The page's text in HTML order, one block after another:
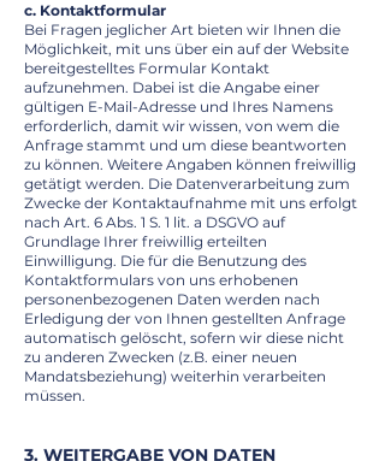
c. Kontaktformular
Bei Fragen jeglicher Art bieten wir Ihnen die
Möglichkeit, mit uns über ein auf der Website
bereitgestelltes Formular Kontakt
aufzunehmen. Dabei ist die Angabe einer
gültigen E-Mail-Adresse und Ihres Namens
erforderlich, damit wir wissen, von wem die
Anfrage stammt und um diese beantworten
zu können. Weitere Angaben können freiwillig
getätigt werden. Die Datenverarbeitung zum
Zwecke der Kontaktaufnahme mit uns erfolgt
nach Art. 6 Abs. 1 S. 1 lit. a DSGVO auf
Grundlage Ihrer freiwillig erteilten
Einwilligung. Die für die Benutzung des
Kontaktformulars von uns erhobenen
personenbezogenen Daten werden nach
Erledigung der von Ihnen gestellten Anfrage
automatisch gelöscht, sofern wir diese nicht
zu anderen Zwecken (z.B. einer neuen
Mandatsbeziehung) weiterhin verarbeiten
müssen.
3. WEITERGABE VON DATEN